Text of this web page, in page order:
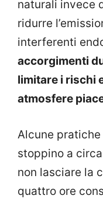
naturali invece
ridurre
interferenti
accorgimenti
limitare i rischi
atmosfere
Alcune
stoppino a
non lasciare la
quattro ore